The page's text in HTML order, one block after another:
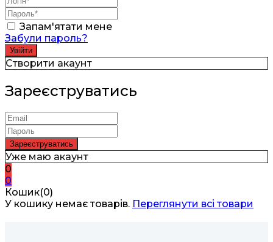
Запам'ятати мене
Забули пароль?
Створити акаунт
Зареєструватись
Уже маю акаунт
0
0
Кошик(0)
У кошику немає товарів. Переглянути всі товари